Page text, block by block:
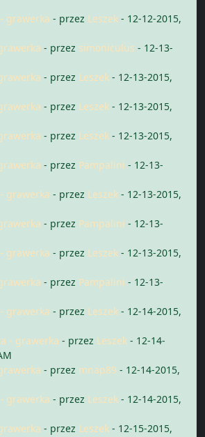
grawerka - przez Leszek - 12-12-2015,
- przez simoniculus - 12-13-
- przez Leszek - 12-13-2015,
- przez Leszek - 12-13-2015,
- przez Leszek - 12-13-2015,
- przez Pampalini - 12-13-
grawerka - przez Leszek - 12-13-2015,
- przez Pampalini - 12-13-
grawerka - przez Leszek - 12-13-2015,
- przez Pampalini - 12-13-
grawerka - przez Leszek - 12-14-2015,
- grawerka - przez Leszek - 12-14-
- przez mnap89 - 12-14-2015,
grawerka - przez Leszek - 12-14-2015,
- przez Leszek - 12-15-2015,